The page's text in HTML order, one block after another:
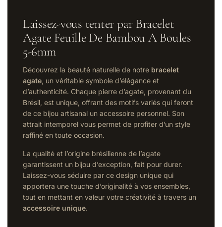
Laissez-vous tenter par Bracelet
Agate Feuille De Bambou A Boules
5-6mm
Découvrez la beauté naturelle de notre bracelet
agate, un véritable symbole d’élégance et
d’authenticité. Chaque pierre d’agate, provenant du
Brésil, est unique, offrant des motifs variés qui feront
de ce bijou artisanal un accessoire personnel. Son
attrait intemporel vous permet de profiter d’un style
raffiné en toute occasion.
La qualité et l’origine brésilienne de l’agate
garantissent un bijou d’exception, fait pour durer.
Laissez-vous séduire par ce design unique qui
apportera une touche d’originalité à vos ensembles,
tout en mettant en valeur votre créativité à travers un
accessoire unique.